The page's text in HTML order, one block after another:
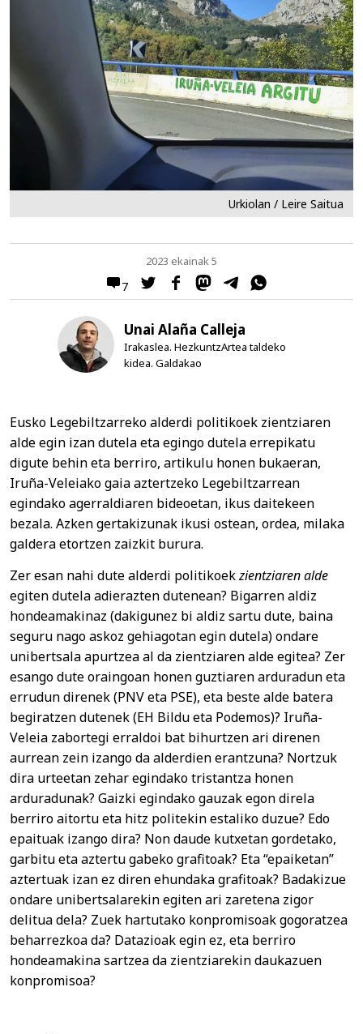
Urkiolan / Leire Saitua
7
2023 ekainak 5
Unai Alaña Calleja
Irakaslea. HezkuntzArtea taldeko
kidea. Galdakao
Eusko Legebiltzarreko alderdi politikoek zientziaren
alde egin izan dutela eta egingo dutela errepikatu
digute behin eta berriro, artikulu honen bukaeran,
Iruña-Veleiako gaia aztertzeko Legebiltzarrean
egindako agerraldiaren bideoetan, ikus daitekeen
bezala. Azken gertakizunak ikusi ostean, ordea, milaka
galdera etortzen zaizkit burura.
Zer esan nahi dute alderdi politikoekzientziaren alde
egiten dutela adierazten dutenean? Bigarren aldiz
hondeamakinaz (dakigunez bi aldiz sartu dute, baina
seguru nago askoz gehiagotan egin dutela) ondare
unibertsala apurtzea al da zientziaren alde egitea? Zer
esango dute oraingoan honen guztiaren arduradun eta
errudun direnek (PNV eta PSE), eta beste alde batera
begiratzen dutenek (EH Bildu eta Podemos)? Iruña-
Veleia zabortegi erraldoi bat bihurtzen ari direnen
aurrean zein izango da alderdien erantzuna? Nortzuk
dira urteetan zehar egindako tristantza honen
arduradunak? Gaizki egindako gauzak egon direla
berriro aitortu eta hitz politekin estaliko duzue? Edo
epaituak izango dira? Non daude kutxetan gordetako,
garbitu eta aztertu gabeko grafitoak? Eta “epaiketan”
aztertuak izan ez diren ehundaka grafitoak? Badakizue
ondare unibertsalarekin egiten ari zaretena zigor
delitua dela? Zuek hartutako konpromisoak gogoratzea
beharrezkoa da? Datazioak egin ez, eta berriro
hondeamakina sartzea da zientziarekin daukazuen
konpromisoa?